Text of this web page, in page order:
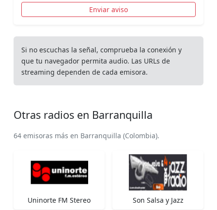
Enviar aviso
Si no escuchas la señal, comprueba la conexión y
que tu navegador permita audio. Las URLs de
streaming dependen de cada emisora.
Otras radios en Barranquilla
64 emisoras más en Barranquilla (Colombia).
Uninorte FM Stereo Son Salsa y Jazz